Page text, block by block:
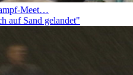
Meet…
auf Sand gelandet"